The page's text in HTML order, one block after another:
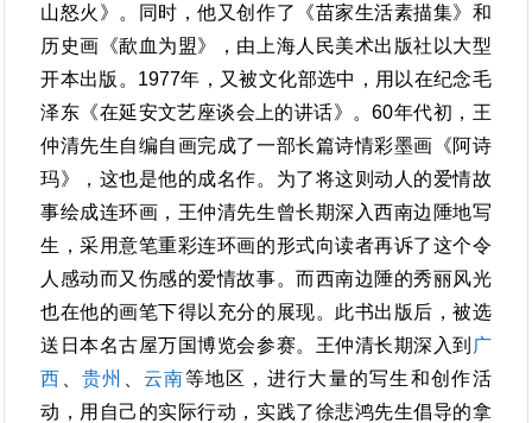
山怒火》。同时，他又创作了《苗家生活素描集》和
历史画《歃血为盟》，由上海人民美术出版社以大型
开本出版。1977年，又被文化部选中，用以在纪念毛
泽东《在延安文艺座谈会上的讲话》。60年代初，王
仲清先生自编自画完成了一部长篇诗情彩墨画《阿诗
玛》，这也是他的成名作。为了将这则动人的爱情故
事绘成连环画，王仲清先生曾长期深入西南边陲地写
生，采用意笔重彩连环画的形式向读者再诉了这个令
人感动而又伤感的爱情故事。而西南边陲的秀丽风光
也在他的画笔下得以充分的展现。此书出版后，被选
送日本名古屋万国博览会参赛。王仲清长期深入到 广
西
、贵州 云南等地区，进行大量的写生和创作活
动，用自己的实际行动，实践了徐悲鸿先生倡导的拿